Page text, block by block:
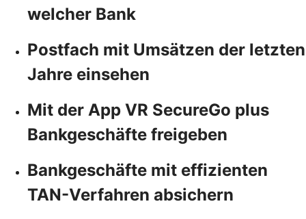
welcher Bank
Postfach mit Umsätzen der letzten
Jahre einsehen
Mit der App VR SecureGo plus
Bankgeschäfte freigeben
Bankgeschäfte mit effizienten
TAN-Verfahren absichern